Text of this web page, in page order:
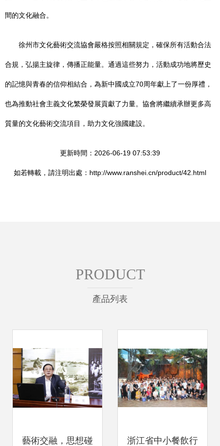
間的文化融合。
徐州市文化藝術交流協會嚴格按照相關規定，確保所有活動合法
合規，弘揚主旋律，傳播正能量。通過這些努力，活動成功地將歷史
的記憶與青春的信仰相結合，為新中國成立70周年獻上了一份厚禮，
也為推動社會主義文化繁榮發展貢獻了力量。協會將繼續承辦更多高
質量的文化藝術交流項目，助力文化強國建設。
更新時間：2026-06-19 07:53:39
如若轉載，請注明出處：http://www.ranshei.cn/product/42.html
PRODUCT
產品列表
藝術交融，思想碰 浙江省中小餐飲行